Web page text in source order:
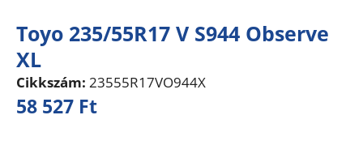
Toyo 235/55R17 V S944 Observe
XL
Cikkszám: 23555R17VO944X
58 527 Ft